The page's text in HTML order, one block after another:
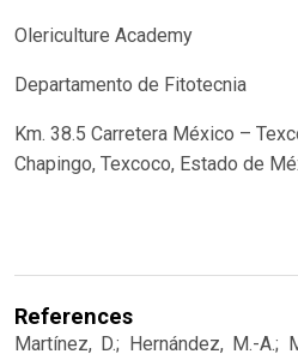
Olericulture Academy
Departamento de Fitotecnia
Km. 38.5 Carretera México –
Chapingo, Texcoco, Estado de
References
Martínez, D.; Hernández, M.-A.;